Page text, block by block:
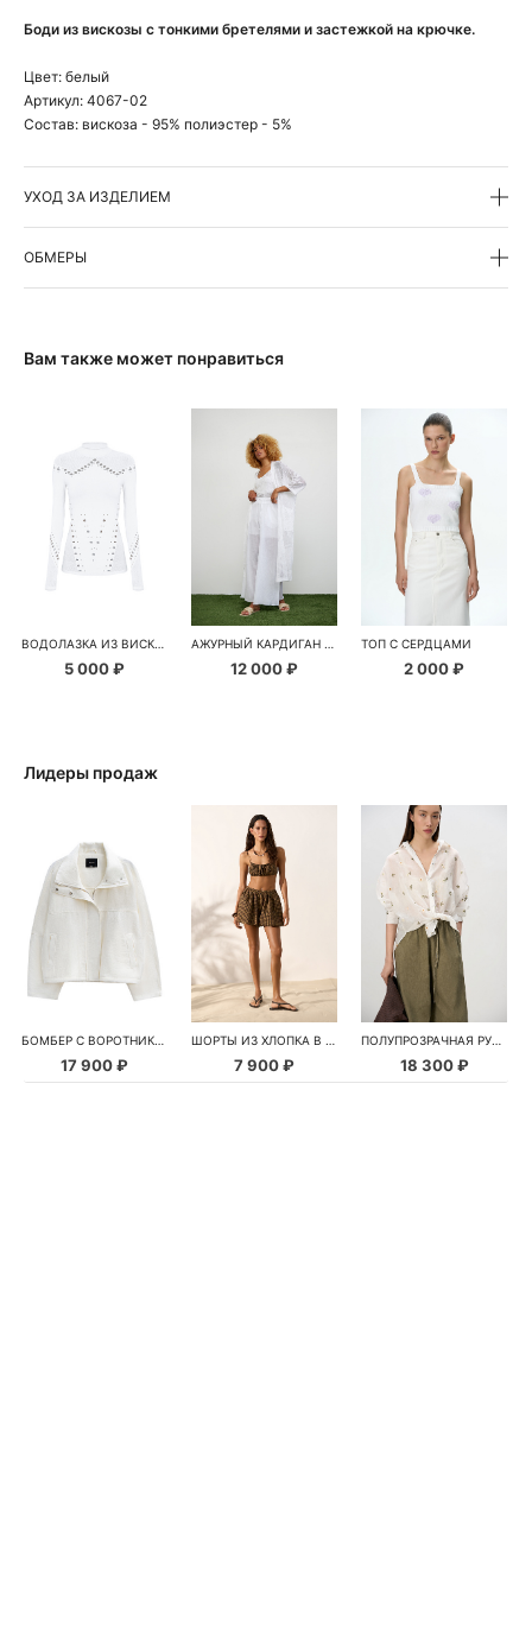
Боди из вискозы с тонкими бретелями и застежкой на крючке.
Цвет: белый
Артикул: 4067-02
Состав: вискоза - 95% полиэстер - 5%
УХОД ЗА ИЗДЕЛИЕМ
ОБМЕРЫ
Вам также может понравиться
ВОДОЛАЗКА ИЗ ВИСКОЗЫ
5 000 ₽
АЖУРНЫЙ КАРДИГАН ИЗ ВИСКОЗЫ
12 000 ₽
ТОП С СЕРДЦАМИ
2 000 ₽
Лидеры продаж
БОМБЕР С ВОРОТНИКОМ-СТОЙКОЙ
17 900 ₽
ШОРТЫ ИЗ ХЛОПКА В КЛЕТКУ
7 900 ₽
ПОЛУПРОЗРАЧНАЯ РУБАШКА С РОМАШКАМИ
18 300 ₽